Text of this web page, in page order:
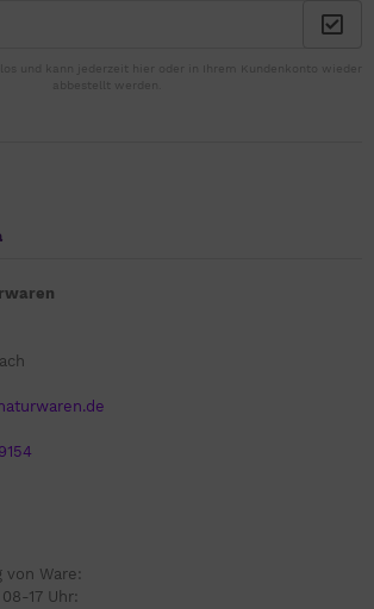
und kann jederzeit hier oder in Ihrem Kundenkonto wieder
abbestellt werden.
von Ware:
17 Uhr: